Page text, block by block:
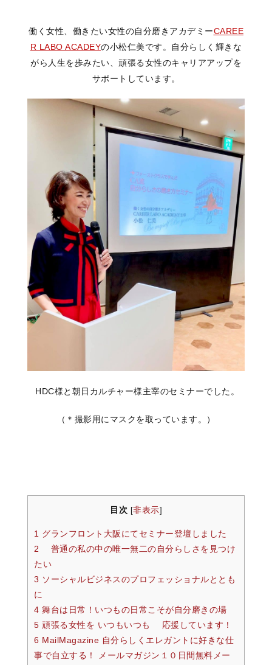
働く女性、働きたい女性の自分磨きアカデミーCAREE
R LABO ACADEYの小松仁美です。自分らしく輝きな
がら人生を歩みたい、頑張る女性のキャリアアップを
サポートしています。
HDC様と朝日カルチャー様主宰のセミナーでした。
（＊撮影用にマスクを取っています。）
目次 非表示
1 グランフロント大阪にてセミナー登壇しました
2 普通の私の中の唯一無二の自分らしさを見つけ
たい
3 ソーシャルビジネスのプロフェッショナルととも
に
4 舞台は日常！いつもの日常こそが自分磨きの場
5 頑張る女性を いつもいつも 応援しています！
6 MailMagazine 自分らしくエレガントに好きな仕
事で自立する！ メールマガジン１０日間無料メー